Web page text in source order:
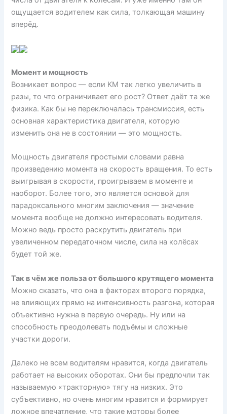
ощущается водителем как сила, толкающая машину
вперёд.
Момент и мощность
Возникает вопрос — если КМ так легко увеличить в
разы, то что ограничивает его рост? Ответ даёт та же
физика. Как бы не переключалась трансмиссия, есть
основная характеристика двигателя, которую
изменить она не в состоянии — это мощность.
Мощность двигателя простыми словами равна
произведению момента на скорость вращения. То есть
выигрывая в скорости, проигрываем в моменте и
наоборот. Более того, это является основой для
парадоксального многим заключения — значение
момента вообще не должно интересовать водителя.
Можно ведь просто раскрутить двигатель при
увеличенном передаточном числе, сила на колёсах
будет той же.
Так в чём же польза от большого крутящего момента
Можно сказать, что она в факторах второго порядка,
не влияющих прямо на интенсивность разгона, которая
объективно нужна в первую очередь. Ну или на
способность преодолевать подъёмы и сложные
участки дороги.
Далеко не всем водителям нравится, когда двигатель
работает на высоких оборотах. Они бы предпочли так
называемую «тракторную» тягу на низких. Это
субъективно, но очень многим нравится и формирует
ложное впечатление, что такие моторы более